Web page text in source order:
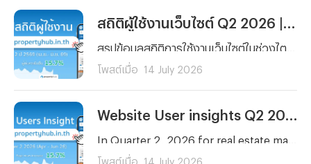
โพสต์เมื่อ 14 July 2026
โพสต์เมื่อ 14 July 2026